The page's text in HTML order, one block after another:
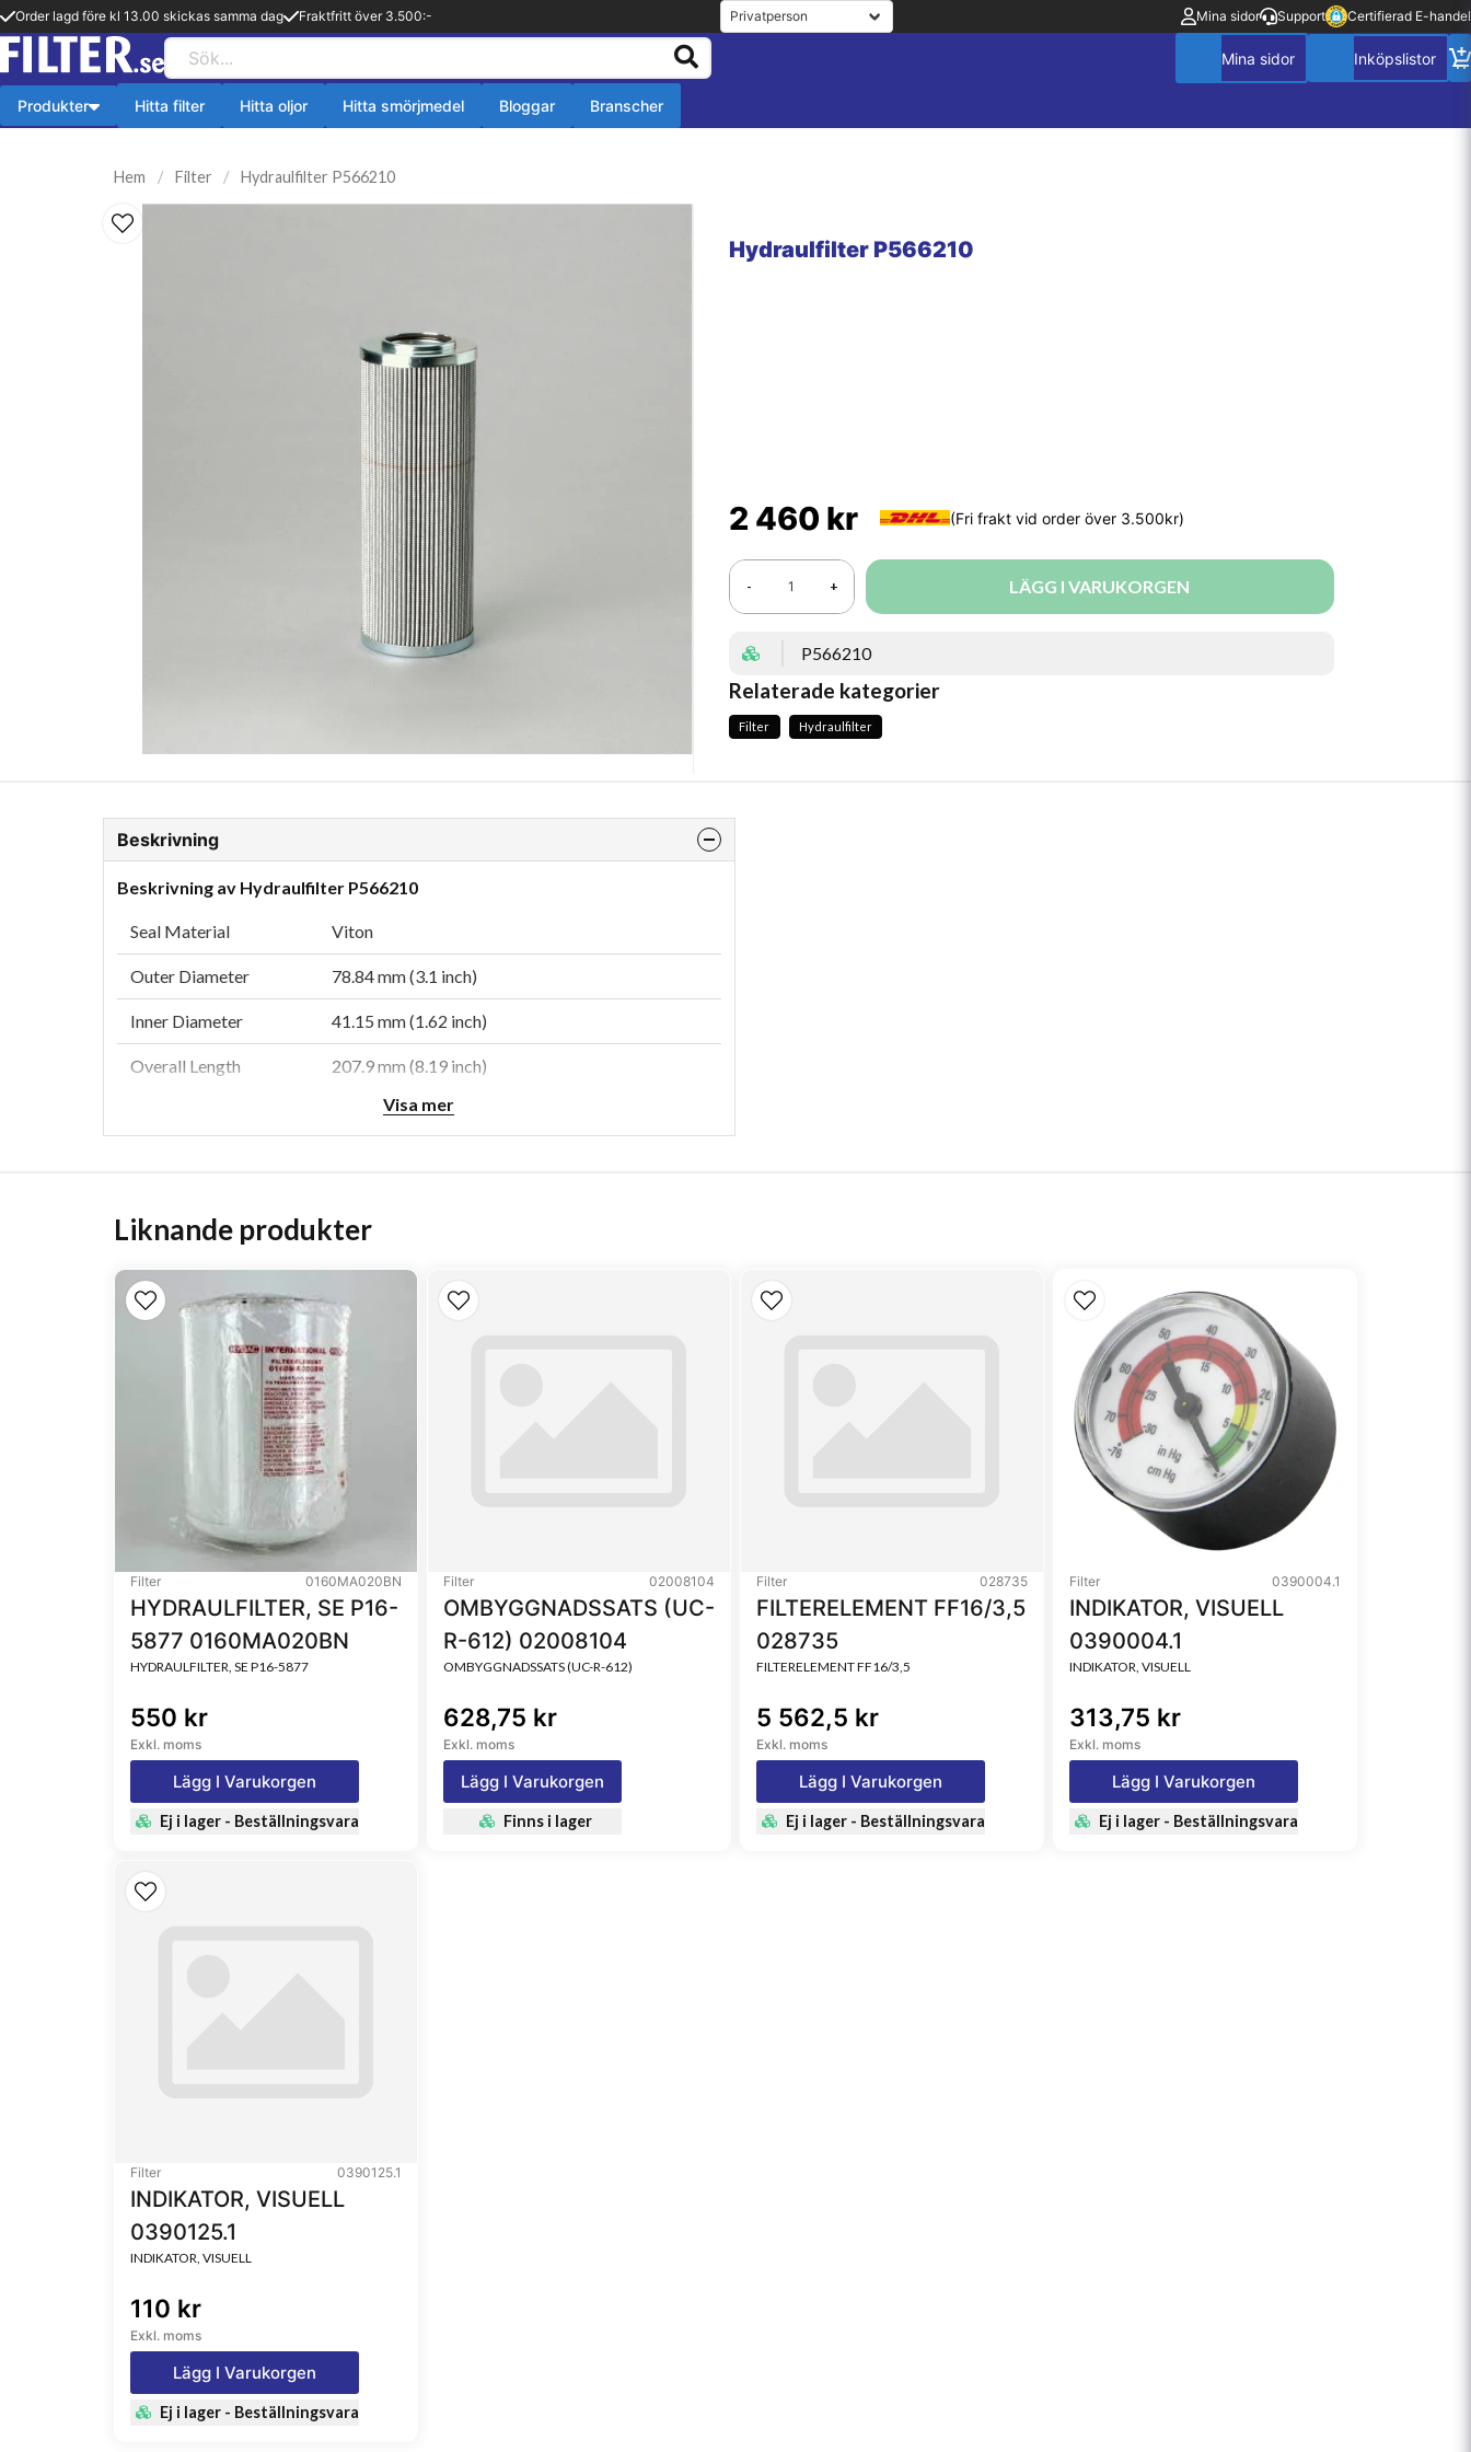
Order lagd före kl 13.00 skickas samma dag Fraktfritt över 3.500:- Mina sidor Support Certifierad E-handel
Produkter Hitta filter Hitta oljor Hitta smörjmedel Bloggar Branscher
Hem Filter Hydraulfilter P566210
Hydraulfilter P566210
2 460 kr
- + LÄGG I VARUKORGEN
P566210
Relaterade kategorier
Filter Hydraulfilter
Beskrivning
Beskrivning av Hydraulfilter P566210
Seal Material Viton
Outer Diameter 78.84 mm (3.1 inch)
Inner Diameter 41.15 mm (1.62 inch)
Overall Length 207.9 mm (8.19 inch)
5 micron
Series W061, W350, HPK03, FPK04, HPK04, W620
Brand DT High-Performance
Synthetic
Visa mer
Liknande produkter
Filter 0160MA020BN
HYDRAULFILTER, SE P16-
5877 0160MA020BN
HYDRAULFILTER, SE P16-5877
550 kr
Exkl. moms
Lägg I Varukorgen
Ej i lager - Beställningsvara
Filter 02008104
OMBYGGNADSSATS (UC-
R-612) 02008104
OMBYGGNADSSATS (UC-R-612)
628,75 kr
Exkl. moms
Lägg I Varukorgen
Finns i lager
Filter 028735
FILTERELEMENT FF16/3,5
028735
FILTERELEMENT FF16/3,5
5 562,5 kr
Exkl. moms
Lägg I Varukorgen
Ej i lager - Beställningsvara
Filter 0390004.1
INDIKATOR, VISUELL
0390004.1
INDIKATOR, VISUELL
313,75 kr
Exkl. moms
Lägg I Varukorgen
Ej i lager - Beställningsvara
Filter 0390125.1
INDIKATOR, VISUELL
0390125.1
INDIKATOR, VISUELL
110 kr
Exkl. moms
Lägg I Varukorgen
Ej i lager - Beställningsvara